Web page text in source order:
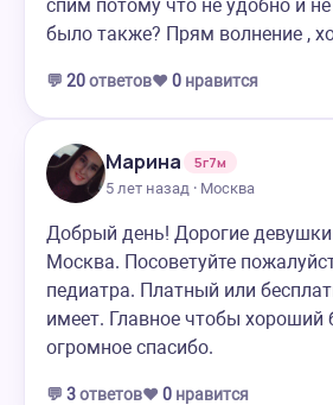
спим потому что не удобно и не
было также? Прям волнение ,
💬 20ответов❤️ 0 нравится
Марина
5г7м
5 лет назад · Москва
Добрый день! Дорогие девушки
Москва. Посоветуйте
педиатра. Платный или
имеет. Главное чтобы хороший
огромное спасибо.
💬 3ответов❤️ 0 нравится